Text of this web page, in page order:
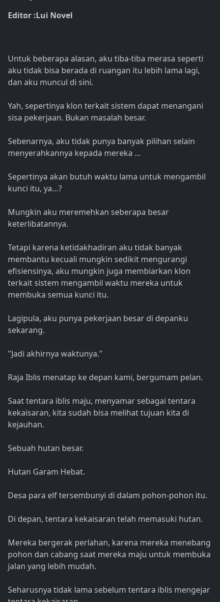
Editor :Lui Novel
Untuk beberapa alasan, aku tiba-tiba merasa seperti
aku tidak bisa berada di ruangan itu lebih lama lagi,
dan aku muncul di sini.
Yah, sepertinya klon terkait sistem dapat menangani
sisa pekerjaan. Bukan masalah besar.
Sebenarnya, aku tidak punya banyak pilihan selain
menyerahkannya kepada mereka …
Sepertinya akan butuh waktu lama untuk mengambil
kunci itu, ya…?
Mungkin aku meremehkan seberapa besar
keterlibatannya.
Tetapi karena ketidakhadiran aku tidak banyak
membantu kecuali mungkin sedikit mengurangi
efisiensinya, aku mungkin juga membiarkan klon
terkait sistem mengambil waktu mereka untuk
membuka semua kunci itu.
Lagipula, aku punya pekerjaan besar di depanku
sekarang.
"Jadi akhirnya waktunya."
Raja Iblis menatap ke depan kami, bergumam pelan.
Saat tentara iblis maju, menyamar sebagai tentara
kekaisaran, kita sudah bisa melihat tujuan kita di
kejauhan.
Sebuah hutan besar.
Hutan Garam Hebat.
Desa para elf tersembunyi di dalam pohon-pohon itu.
Di depan, tentara kekaisaran telah memasuki hutan.
Mereka bergerak perlahan, karena mereka menebang
pohon dan cabang saat mereka maju untuk membuka
jalan yang lebih mudah.
Seharusnya tidak lama sebelum tentara iblis mengejar